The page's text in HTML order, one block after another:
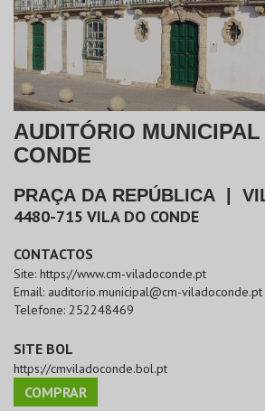
AUDITÓRIO
CONDE
PRAÇA DA REPÚBLICA
4480-715 VILA DO CONDE
CONTACTOS
Site: https://www.cm-viladoconde.pt
Email: auditorio.municipal@cm-viladoconde.pt
Telefone: 252248469
SITE BOL
https://cmviladoconde.bol.pt
COMPRAR